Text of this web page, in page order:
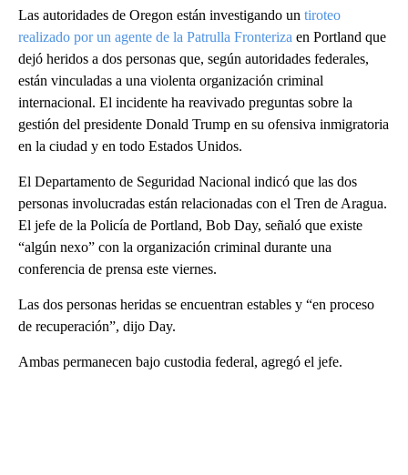
Las autoridades de Oregon están investigando un tiroteo
realizado por un agente de la Patrulla Fronteriza en Portland que
dejó heridos a dos personas que, según autoridades federales,
están vinculadas a una violenta organización criminal
internacional. El incidente ha reavivado preguntas sobre la
gestión del presidente Donald Trump en su ofensiva inmigratoria
en la ciudad y en todo Estados Unidos.
El Departamento de Seguridad Nacional indicó que las dos
personas involucradas están relacionadas con el Tren de Aragua.
El jefe de la Policía de Portland, Bob Day, señaló que existe
“algún nexo” con la organización criminal durante una
conferencia de prensa este viernes.
Las dos personas heridas se encuentran estables y “en proceso
de recuperación”, dijo Day.
Ambas permanecen bajo custodia federal, agregó el jefe.